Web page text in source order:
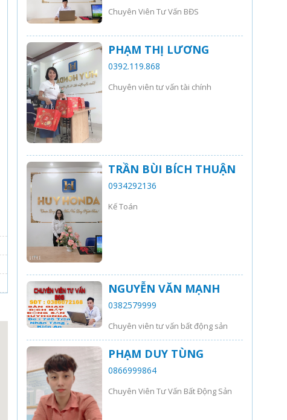
Chuyên Viên Tư Vấn BĐS
PHẠM THỊ LƯƠNG
0392.119.868
Chuyên viên tư vấn tài chính
TRẦN BÙI BÍCH THUẬN
0934292136
Kế Toán
NGUYỄN VĂN MẠNH
0382579999
Chuyên viên tư vấn bất động sản
PHẠM DUY TÙNG
0866999864
Chuyên Viên Tư Vấn Bất Động Sản